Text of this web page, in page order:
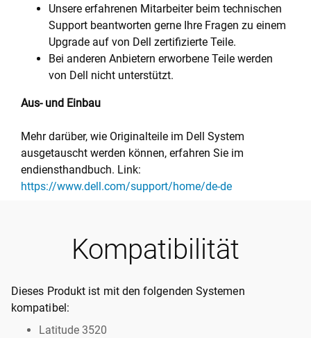
Unsere erfahrenen Mitarbeiter beim technischen
Support beantworten gerne Ihre Fragen zu einem
Upgrade auf von Dell zertifizierte Teile.
Bei anderen Anbietern erworbene Teile werden
von Dell nicht unterstützt.
Aus- und Einbau
Mehr darüber, wie Originalteile im Dell System
ausgetauscht werden können, erfahren Sie im
endiensthandbuch. Link:
https://www.dell.com/support/home/de-de
Kompatibilität
Dieses Produkt ist mit den folgenden Systemen
kompatibel:
Latitude 3520